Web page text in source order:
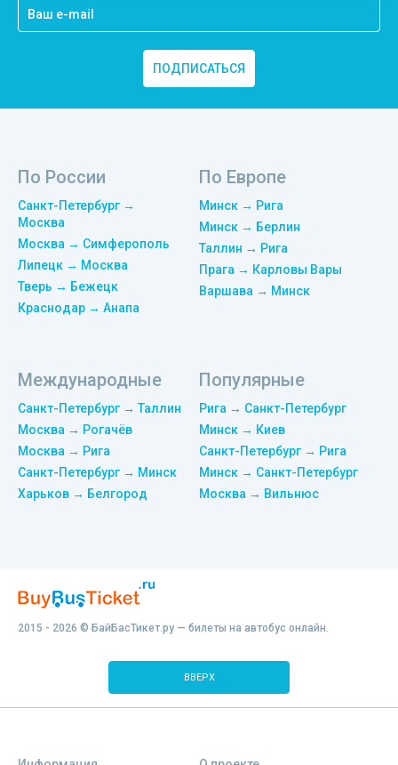
ПОДПИСАТЬСЯ
По России
Санкт-Петербург →
Москва
Москва → Симферополь
Липецк → Москва
Тверь → Бежецк
Краснодар → Анапа
По Европе
Минск → Рига
Минск → Берлин
Таллин → Рига
Прага → Карловы Вары
Варшава → Минск
Международные
Санкт-Петербург → Таллин
Москва → Рогачёв
Москва → Рига
Санкт-Петербург → Минск
Харьков → Белгород
Популярные
Рига → Санкт-Петербург
Минск → Киев
Санкт-Петербург → Рига
Минск → Санкт-Петербург
Москва → Вильнюс
2015 - 2026 © БайБасТикет.ру — билеты на автобус онлайн.
ВВЕРХ